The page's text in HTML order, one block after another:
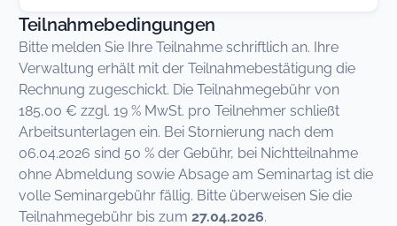
Teilnahmebedingungen
Bitte melden Sie Ihre Teilnahme schriftlich an. Ihre
Verwaltung erhält mit der Teilnahmebestätigung die
Rechnung zugeschickt. Die Teilnahmegebühr von
185,00 € zzgl. 19 % MwSt. pro Teilnehmer schließt
Arbeitsunterlagen ein. Bei Stornierung nach dem
06.04.2026 sind 50 % der Gebühr, bei Nichtteilnahme
ohne Abmeldung sowie Absage am Seminartag ist die
volle Seminargebühr fällig. Bitte überweisen Sie die
Teilnahmegebühr bis zum 27.04.2026.